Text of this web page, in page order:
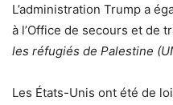
L’administration Trump a
à l’Office de secours et de
les réfugiés de Palestine
Les États-Unis ont été de